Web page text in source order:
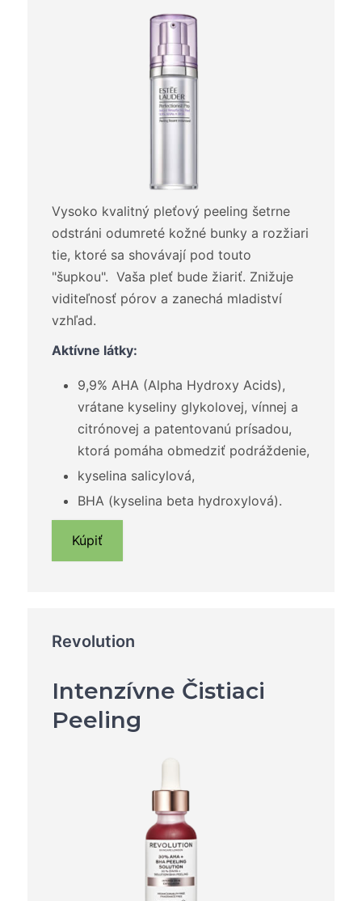
Vysoko kvalitný pleťový peeling šetrne
odstráni odumreté kožné bunky a rozžiari
tie, ktoré sa shovávají pod touto
"šupkou". Vaša pleť bude žiariť. Znižuje
viditeľnosť pórov a zanechá mladiství
vzhľad.
Aktívne látky:
9,9% AHA (Alpha Hydroxy Acids),
vrátane kyseliny glykolovej, vínnej a
citrónovej a patentovanú prísadou,
ktorá pomáha obmedziť podráždenie,
kyselina salicylová,
BHA (kyselina beta hydroxylová).
Kúpiť
Revolution
Intenzívne Čistiaci
Peeling